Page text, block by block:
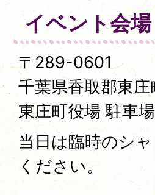
イベント会場
〒289-0601
千葉県香取郡東
東庄町役場 駐車場
当日は臨時のシ
ください。